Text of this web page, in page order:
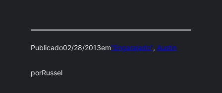
Publicado02/28/2013em"Engarajado", Austin
porRussel